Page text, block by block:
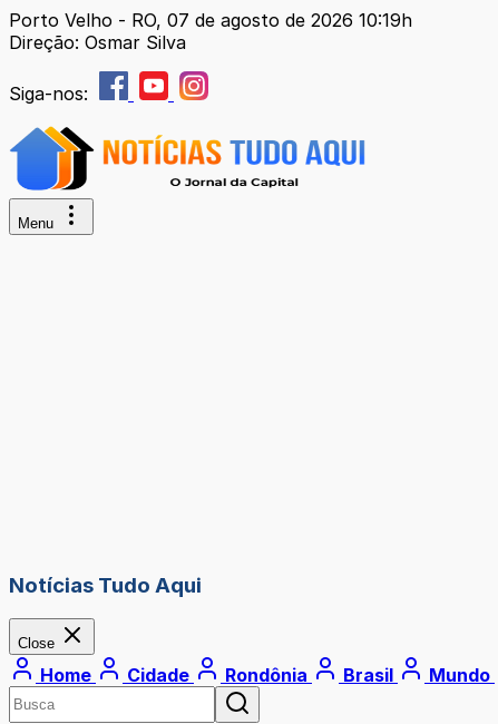
Porto Velho - RO, 07 de agosto de 2026 10:19h
Direção: Osmar Silva
Siga-nos:
Menu
Notícias Tudo Aqui
Close
Home Cidade Rondônia Brasil Mundo